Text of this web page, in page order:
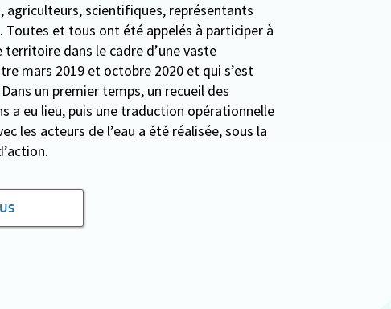
agriculteurs, scientifiques, représentants
et tous ont été appelés à participer à
dans le cadre d’une vaste
mars 2019 et octobre 2020 et qui s’est
un premier temps, un recueil des
a eu lieu, puis une traduction opérationnelle
les acteurs de l’eau a été réalisée, sous la